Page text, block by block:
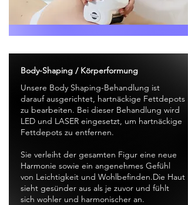
Body-Shaping / Körperformung
Unsere Body Shaping-Behandlung ist
darauf ausgerichtet, hartnäckige Fettdepots
zu bearbeiten. Bei dieser Behandlung wird
LED und LASER eingesetzt, um hartnäckige
Fettdepots zu entfernen.
Sie verleiht der gesamten Figur eine neue
Harmonie sowie ein angenehmes Gefühl
von Leichtigkeit und Wohlbefinden.Die Haut
sieht gesünder aus als je zuvor und fühlt
sich wohler und harmonischer an.